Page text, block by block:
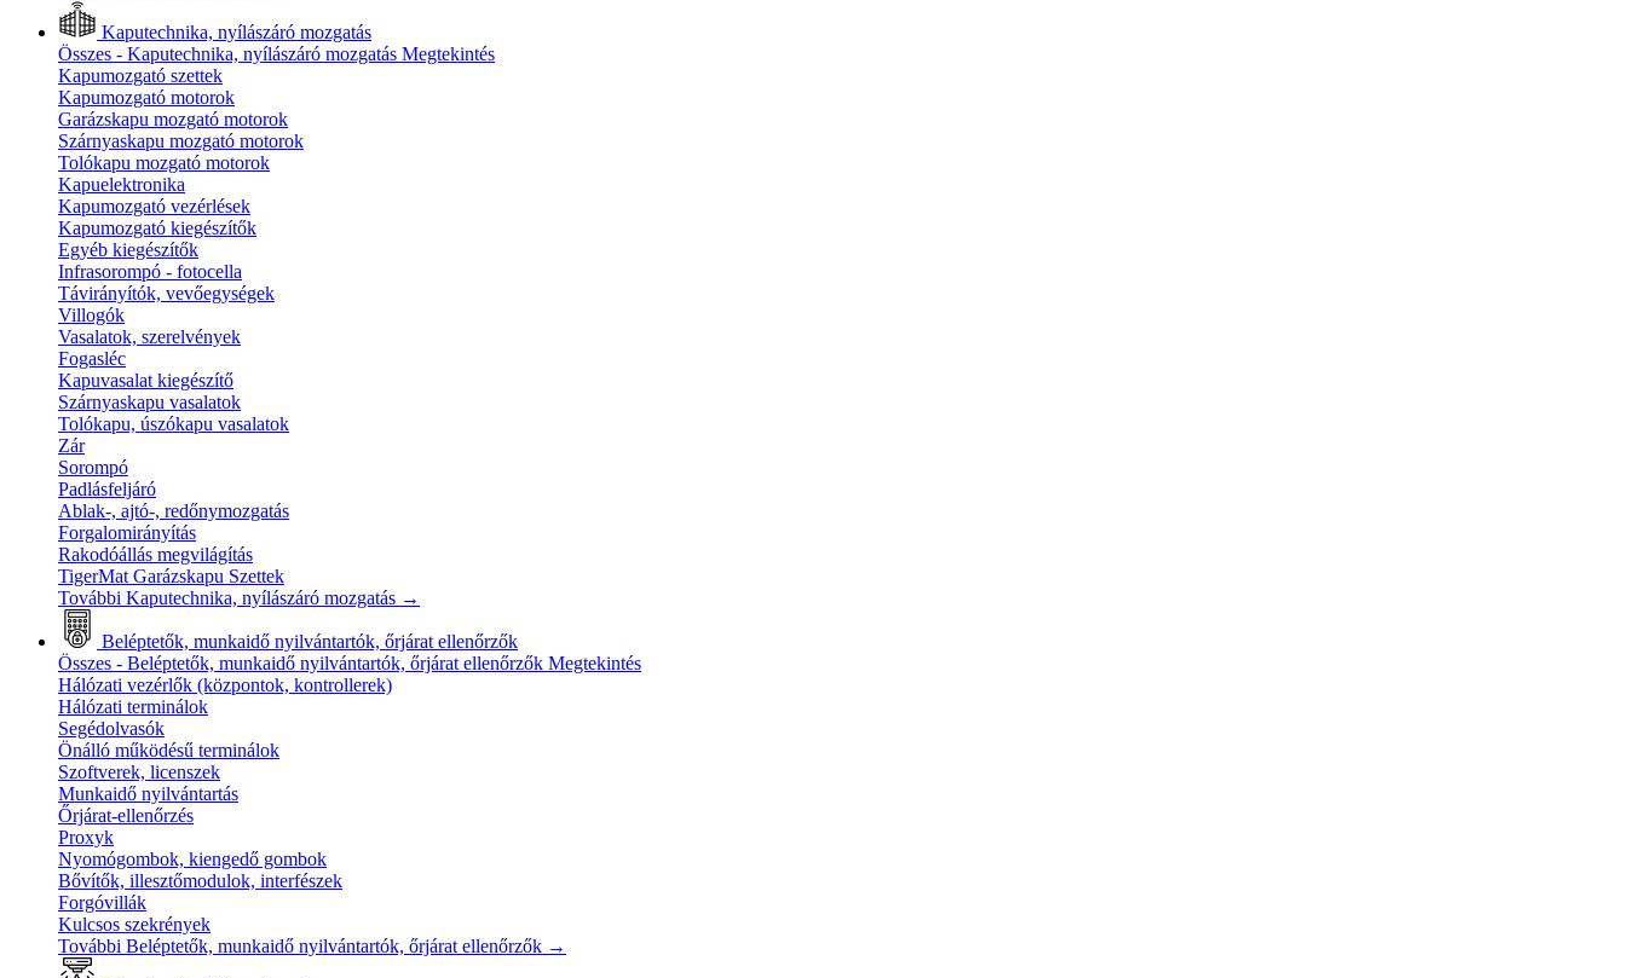
Kaputechnika, nyílászáró mozgatás
Összes - Kaputechnika, nyílászáró mozgatás Megtekintés
Kapumozgató szettek
Kapumozgató motorok
Garázskapu mozgató motorok
Szárnyaskapu mozgató motorok
Tolókapu mozgató motorok
Kapuelektronika
Kapumozgató vezérlések
Kapumozgató kiegészítők
Egyéb kiegészítők
Infrasorompó - fotocella
Távirányítók, vevőegységek
Villogók
Vasalatok, szerelvények
Fogasléc
Kapuvasalat kiegészítő
Szárnyaskapu vasalatok
Tolókapu, úszókapu vasalatok
Zár
Sorompó
Padlásfeljáró
Ablak-, ajtó-, redőnymozgatás
Forgalomirányítás
Rakodóállás megvilágítás
TigerMat Garázskapu Szettek
További Kaputechnika, nyílászáró mozgatás →
Beléptetők, munkaidő nyilvántartók, őrjárat ellenőrzők
Összes - Beléptetők, munkaidő nyilvántartók, őrjárat ellenőrzők Megtekintés
Hálózati vezérlők (központok, kontrollerek)
Hálózati terminálok
Segédolvasók
Önálló működésű terminálok
Szoftverek, licenszek
Munkaidő nyilvántartás
Őrjárat-ellenőrzés
Proxyk
Nyomógombok, kiengedő gombok
Bővítők, illesztőmodulok, interfészek
Forgóvillák
Kulcsos szekrények
További Beléptetők, munkaidő nyilvántartók, őrjárat ellenőrzők →